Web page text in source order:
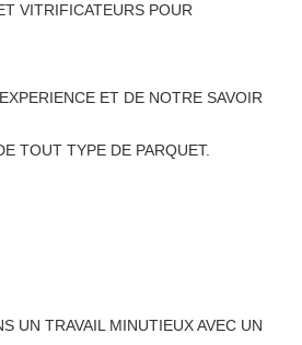
VITRIFICATEURS POUR
ET DE NOTRE SAVOIR
TOUT TYPE DE PARQUET.
UN TRAVAIL MINUTIEUX AVEC UN